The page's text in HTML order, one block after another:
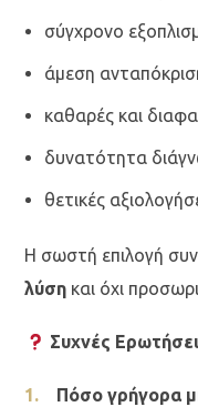
σύγχρονο
άμεση
καθαρές και
δυνατότητα
θετικές
Η σωστή επιλογή
λύση και όχι
Συχνές
Πόσο γρήγορα